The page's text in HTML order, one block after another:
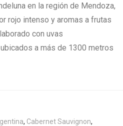
en la región de Mendoza,
rojo intenso y aromas a frutas
con uvas
a más de 1300 metros
, Cabernet Sauvignon,